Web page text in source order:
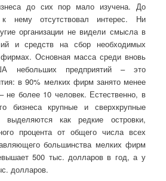
до сих пор мало изучена. До
к нему отсутствовал интерес. Ни
организации не видели смысла в
и средств на сбор необходимых
Основная масса среди вновь
небольших предприятий – это
в 90% мелких фирм занято менее
не более 10 человек. Естественно, в
бизнеса крупные и сверхкрупные
выделяются как редкие островки,
процента от общего числа всех
большинства мелких фирм
500 тыс. долларов в год, а у
долларов.